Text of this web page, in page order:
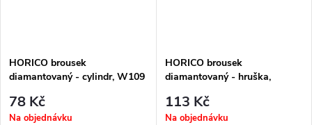
HORICO brousek
diamantovaný - cylindr, W109
78 Kč
Na objednávku
HORICO brousek
diamantovaný - hruška,
113 Kč
Na objednávku